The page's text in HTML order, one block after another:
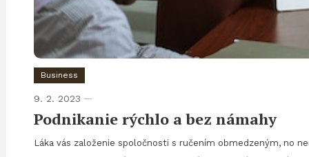
Business
9. 2. 2023
Podnikanie rýchlo a bez námahy
Láka vás založenie spoločnosti s ručením obmedzeným, no